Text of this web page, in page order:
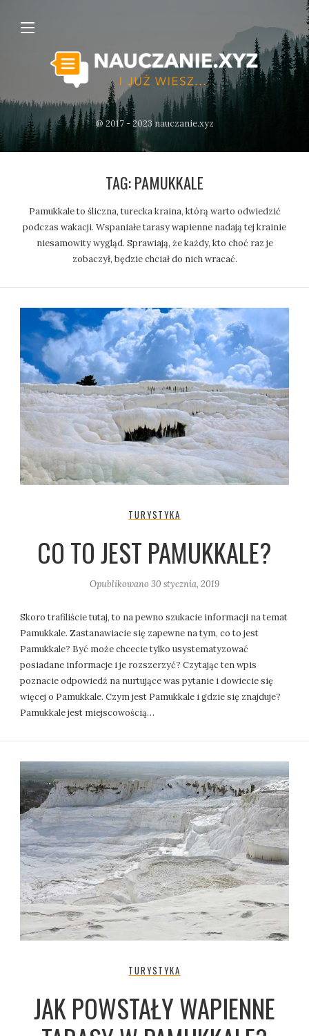
@ 2017 - 2023 nauczanie.xyz
TAG:PAMUKKALE
Pamukkale to śliczna, turecka kraina, którą warto odwiedzić
podczas wakacji. Wspaniałe tarasy wapienne nadają tej krainie
niesamowity wygląd. Sprawiają, że każdy, kto choć raz je
zobaczył, będzie chciał do nich wracać.
TURYSTYKA
CO TO JEST PAMUKKALE?
Opublikowano 30 stycznia, 2019
Skoro trafiliście tutaj, to na pewno szukacie informacji na temat
Pamukkale. Zastanawiacie się zapewne na tym, co to jest
Pamukkale? Być może chcecie tylko usystematyzować
posiadane informacje i je rozszerzyć? Czytając ten wpis
poznacie odpowiedź na nurtujące was pytanie i dowiecie się
więcej o Pamukkale. Czym jest Pamukkale i gdzie się znajduje?
Pamukkale jest miejscowością…
TURYSTYKA
JAK POWSTAŁY WAPIENNE